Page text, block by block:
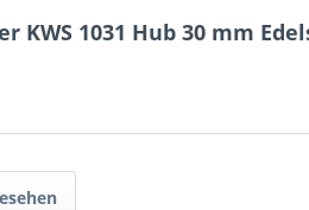
1031 Hub 30 mm